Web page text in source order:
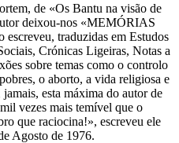
de «Os Bantu na visão de
deixou-nos «MEMÓRIAS
traduzidas em Estudos
Crónicas Ligeiras, Notas a
sobre temas como o controlo
o aborto, a vida religiosa e
esta máxima do autor de
vezes mais temível que o
que raciocina!», escreveu ele
Agosto de 1976.